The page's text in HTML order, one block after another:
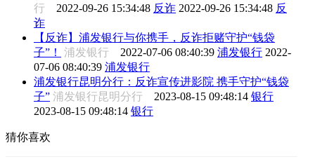
行 2022-09-26 15:34:48 反诈 2022-09-26 15:34:48 反
诈
【反诈】浦发银行与你携手，反诈拒赌守护“钱袋
子”！
浦发银行 2022-07-06 08:40:39 浦发银行 2022-
07-06 08:40:39 浦发银行
浦发银行昆明分行：反诈宣传进影院 携手守护“钱袋
子” 浦发银行昆明分行 2023-08-15 09:48:14 银行
2023-08-15 09:48:14 银行
猜你喜欢